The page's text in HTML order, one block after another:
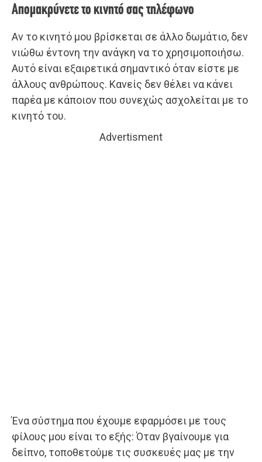
Απομακρύνετε το κινητό σας τηλέφωνο
Αν το κινητό μου βρίσκεται σε άλλο δωμάτιο, δεν
νιώθω έντονη την ανάγκη να το χρησιμοποιήσω.
Αυτό είναι εξαιρετικά σημαντικό όταν είστε με
άλλους ανθρώπους. Κανείς δεν θέλει να κάνει
παρέα με κάποιον που συνεχώς ασχολείται με το
κινητό του.
Advertisment
Ένα σύστημα που έχουμε εφαρμόσει με τους
φίλους μου είναι το εξής: Όταν βγαίνουμε για
δείπνο, τοποθετούμε τις συσκευές μας με την